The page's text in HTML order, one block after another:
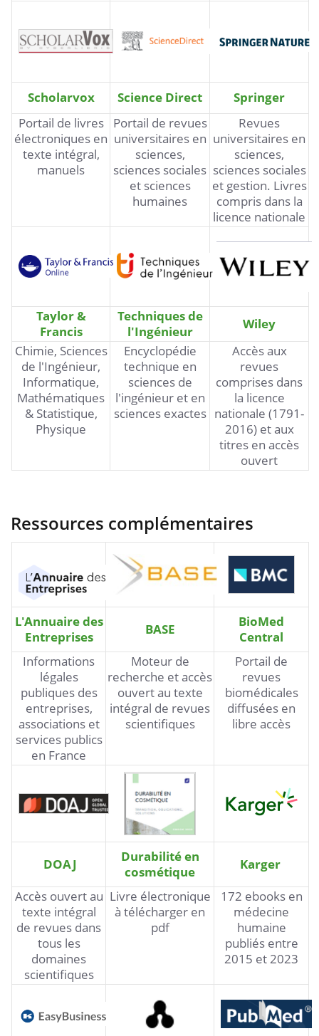
Scholarvox Science Direct
Springer
Portail de livres
électroniques en
texte intégral,
manuels
Portail de revues
universitaires en
sciences,
sciences sociales
et sciences
humaines
Revues
universitaires en
sciences,
sciences sociales
et gestion. Livres
compris dans la
licence nationale
Taylor &
Francis
Techniques de
l'Ingénieur
Wiley
Chimie, Sciences
de l'Ingénieur,
Informatique,
Mathématiques
& Statistique,
Physique
Encyclopédie
technique en
sciences de
l'ingénieur et en
sciences exactes
Accès aux
revues
comprises dans
la licence
nationale (1791-
2016) et aux
titres en accès
ouvert
Ressources complémentaires
L'Annuaire des
Entreprises
BASE
BioMed
Central
Informations
légales
publiques des
entreprises,
associations et
services publics
en France
Moteur de
recherche et accès
ouvert au texte
intégral de revues
scientifiques
Portail de
revues
biomédicales
diffusées en
libre accès
DOAJ
Durabilité en
cosmétique
Karger
Accès ouvert au
texte intégral
de revues dans
tous les
domaines
scientifiques
Livre électronique
à télécharger en
pdf
172 ebooks en
médecine
humaine
publiés entre
2015 et 2023